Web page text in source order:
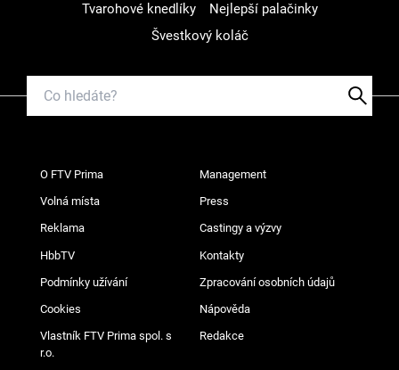
Tvarohové knedlíky
Nejlepší palačinky
Švestkový koláč
O FTV Prima Management
Volná místa Press
Reklama Castingy a výzvy
HbbTV Kontakty
Podmínky užívání Zpracování osobních údajů
Cookies Nápověda
Vlastník FTV Prima spol. s
r.o.
Redakce